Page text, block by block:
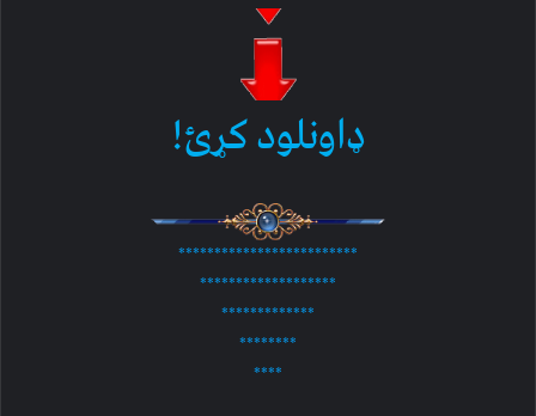
ډاونلود کړئ!
*************************
*******************
*************
********
****